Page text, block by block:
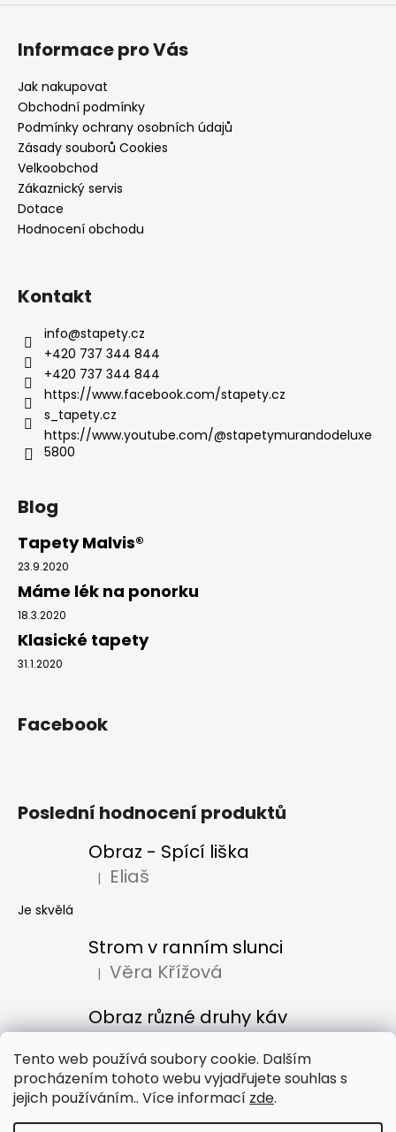
Tento web používá soubory cookie. Dalším
procházením tohoto webu vyjadřujete souhlas s
jejich používáním.. Více informací zde.
Informace pro Vás
Jak nakupovat
Obchodní podmínky
Podmínky ochrany osobních údajů
Zásady souborů Cookies
Velkoobchod
Zákaznický servis
Dotace
Hodnocení obchodu
Kontakt
info@stapety.cz
+420 737 344 844
+420 737 344 844
https://www.facebook.com/stapety.cz
s_tapety.cz
https://www.youtube.com/@stapetymurandodeluxe
5800
Blog
Tapety Malvis®
23.9.2020
Máme lék na ponorku
18.3.2020
Klasické tapety
31.1.2020
Facebook
Poslední hodnocení produktů
Obraz - Spící liška
Hodnocení produktu je 5 z 5 hvězdiček.
| Eliaš
Je skvělá
Strom v ranním slunci
Hodnocení produktu je 5 z 5 hvězdiček.
| Věra Křížová
Obraz různé druhy káv
Hodnocení produktu je 5 z 5 hvězdiček.